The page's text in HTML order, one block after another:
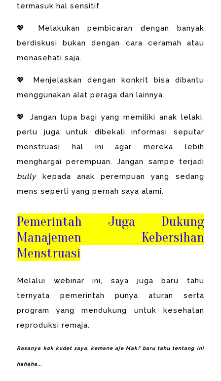
termasuk hal sensitif.
💖 Melakukan pembicaran dengan banyak
berdiskusi bukan dengan cara ceramah atau
menasehati saja.
💖 Menjelaskan dengan konkrit bisa dibantu
menggunakan alat peraga dan lainnya.
💖 Jangan lupa bagi yang memiliki anak lelaki,
perlu juga untuk dibekali informasi seputar
menstruasi hal ini agar mereka lebih
menghargai perempuan. Jangan sampe terjadi
bully kepada anak perempuan yang sedang
mens seperti yang pernah saya alami.
Pemerintah Juga Dukung
Manajemen Kebersihan
Menstruasi
Melalui webinar ini, saya juga baru tahu
ternyata pemerintah punya aturan serta
program yang mendukung untuk kesehatan
reproduksi remaja.
Rasanya kok kudet saya, kemane aje Mak? baru tahu tentang ini
hahaha...